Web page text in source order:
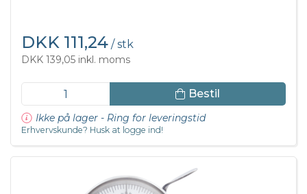
DKK 111,24 / stk
DKK 139,05 inkl. moms
Bestil
Ikke på lager - Ring for leveringstid
Erhvervskunde? Husk at logge ind!